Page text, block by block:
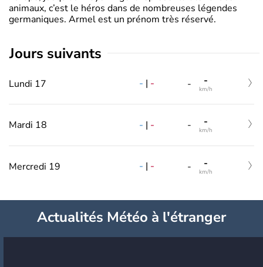
animaux, c’est le héros dans de nombreuses légendes
germaniques. Armel est un prénom très réservé.
jours suivants
Lundi 17 - | - - -
km/h
Mardi 18 - | - - -
km/h
Mercredi 19 - | - - -
km/h
Actualités Météo à l'étranger